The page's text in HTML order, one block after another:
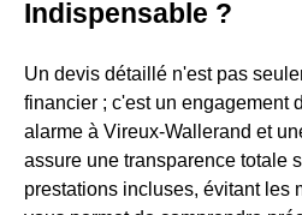
Indispensable ?
Un devis détaillé n'est pas
financier ; c'est un engagement
alarme à Vireux-Wallerand et
assure une transparence totale
prestations incluses, évitant les